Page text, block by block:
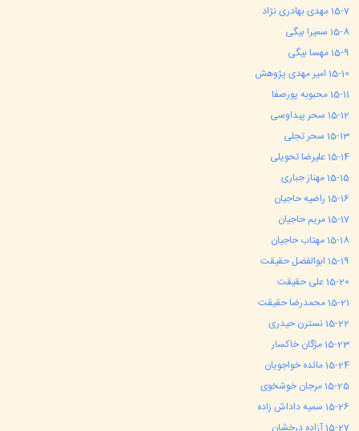
15-7
مهدی بهادری نژاد
15-8
سمیرا بیگی
15-9
مهسا بیگی
15-10
امیر مهدی پژوهش
15-11
محبوبه پورصفا
15-12
سحر پیداوسی
15-13
سحر تجلی
15-14
علیرضا تحویلی
15-15
مهناز جباری
15-16
راضیه حاجیان
15-17
مریم حاجیان
15-18
مهتاب حاجیان
15-19
ابوالفضل حقیقت
15-20
علی حقیقت
15-21
محمدرضا حقیقت
15-22
نسترن حیدری
15-23
مژگان خاکسار
15-24
مائده خواجویان
15-25
مرجان خوشخوی
15-26
سمیه داداش زاده